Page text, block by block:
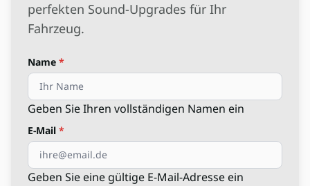
perfekten Sound-Upgrades für Ihr
Fahrzeug.
Name
Geben Sie Ihren vollständigen Namen ein
E-Mail
Geben Sie eine gültige E-Mail-Adresse ein